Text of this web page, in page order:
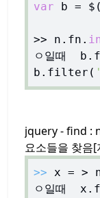
var b = $(
>> n.fn.
ㅇ일때
b.filter(
jquery - find :
요소들을 찾음
>> x = >
ㅇ일때